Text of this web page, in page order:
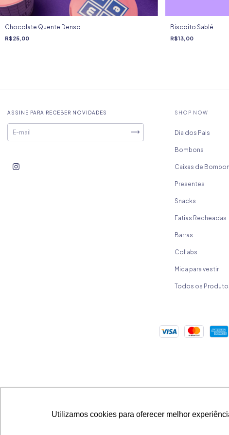
Utilizamos cookies para oferecer melhor
Chocolate Quente Denso
R$25,00
Biscoito Sablé
R$13,00
ASSINE PARA RECEBER NOVIDADES SHOP NOW
Dia dos Pais
Bombons
Caixas de
Presentes
Snacks
Fatias Recheadas
Barras
Collabs
Mica para vestir
Todos os